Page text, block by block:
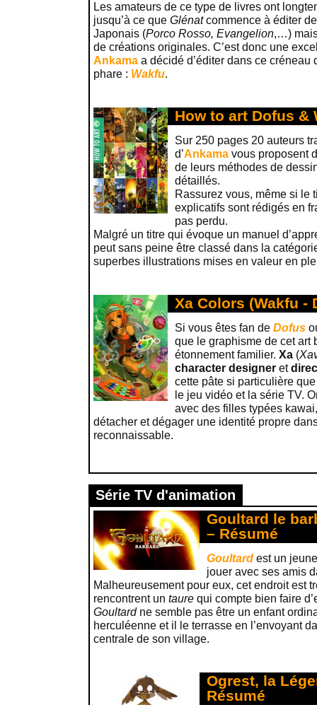
Les amateurs de ce type de livres ont
jusqu’à ce que Glénatcommence à éditer
Japonais (Porco Rosso, Evangelion,…)
de créations originales. C’est donc une
Ankama a décidé d’éditer dans ce
phare : Wakfu.
How to art Dofus &
Sur 250 pages 20 auteurs
d’Ankama vous proposent
de leurs méthodes de
détaillés.
Rassurez vous, même si le
explicatifs sont rédigés en
pas perdu.
Malgré un titre qui évoque un manuel
peut sans peine être classé dans la
superbes illustrations mises en valeur en
Xa Colors (Wakfu -
Si vous êtes fan de Dofus
que le graphisme de cet art
étonnement familier. Xa (
character designer et
cette pâte si particulière
le jeu vidéo et la série TV.
avec des filles typées
détacher et dégager une identité propre
reconnaissable.
Série TV d'animation
Goultard le
– Résumé
Goultard est un
jouer avec ses amis
Malheureusement pour eux, cet endroit est
rencontrent un taure qui compte bien faire
Goultard ne semble pas être un enfant
herculéenne et il le terrasse en l’envoyant
centrale de son village.
Ogrest, la
Résumé